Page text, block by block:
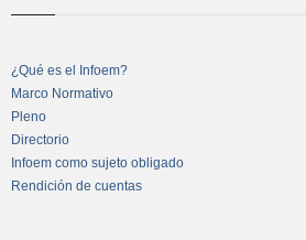
¿Qué es el Infoem?
Marco Normativo
Pleno
Directorio
Infoem como sujeto obligado
Rendición de cuentas